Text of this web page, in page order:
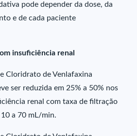
pode depender da dose, da
e de cada paciente
insuficiência renal
Cloridrato de Venlafaxina
ser reduzida em 25% a 50% nos
renal com taxa de filtração
a 70 mL/min.